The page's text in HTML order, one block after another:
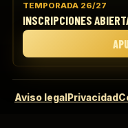
TEMPORADA 26/27
INSCRIPCIONES
Aviso legal Privacidad